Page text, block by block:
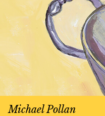
Michael Pollan